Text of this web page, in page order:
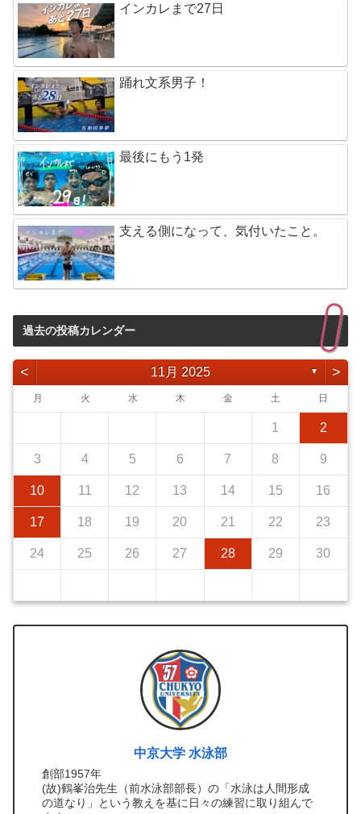
インカレまで27日
踊れ文系男子！
最後にもう1発
支える側になって、気付いたこと。
過去の投稿カレンダー
< 11月 2025 ▼ >
月 火 水 木 金 土 日
1 2
3 4 5 6 7 8 9
10 11 12 13 14 15 16
17 18 19 20 21 22 23
24 25 26 27 28 29 30
中京大学 水泳部
創部1957年
(故)鶴峯治先生（前水泳部部長）の「水泳は人間形成
の道なり」という教えを基に日々の練習に取り組んで